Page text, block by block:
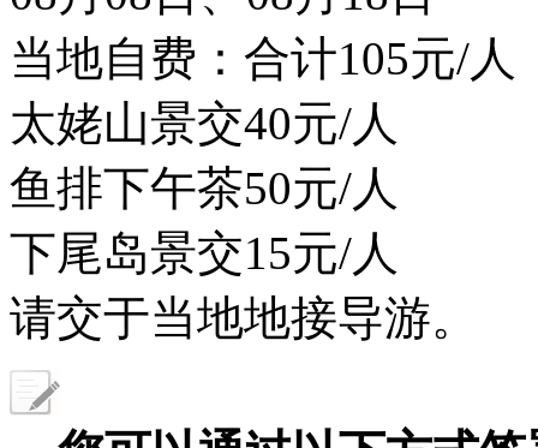
当地自费：合计105元/
太姥山景交40元/人
鱼排下午茶50元/人
下尾岛景交15元/人
请交于当地地接导游。